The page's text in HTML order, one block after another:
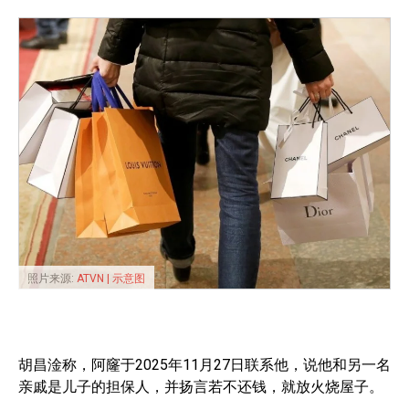
照片来源: ATVN | 示意图
胡昌淦称，阿窿于2025年11月27日联系他，说他和另一名
亲戚是儿子的担保人，并扬言若不还钱，就放火烧屋子。